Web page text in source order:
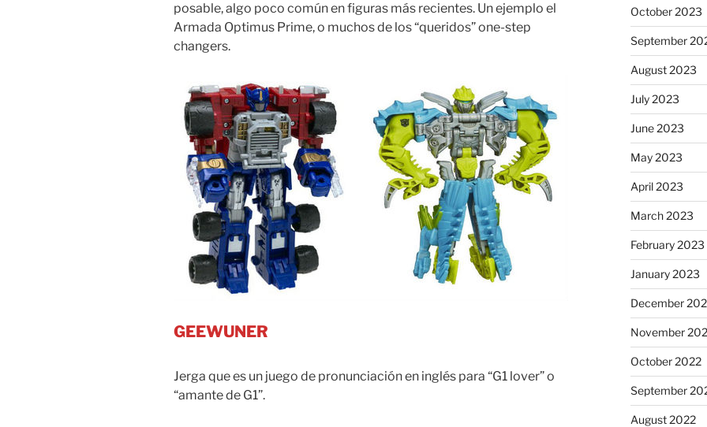
posable, algo poco común en figuras más recientes. Un ejemplo el
Armada Optimus Prime, o muchos de los “queridos” one-step
changers.
GEEWUNER
Jerga que es un juego de pronunciación en inglés para “G1 lover” o
“amante de G1”.
October 2023
September
August 2023
July 2023
June 2023
May 2023
April 2023
March 2023
February 2023
January 2023
December
November
October 2022
September
August 2022